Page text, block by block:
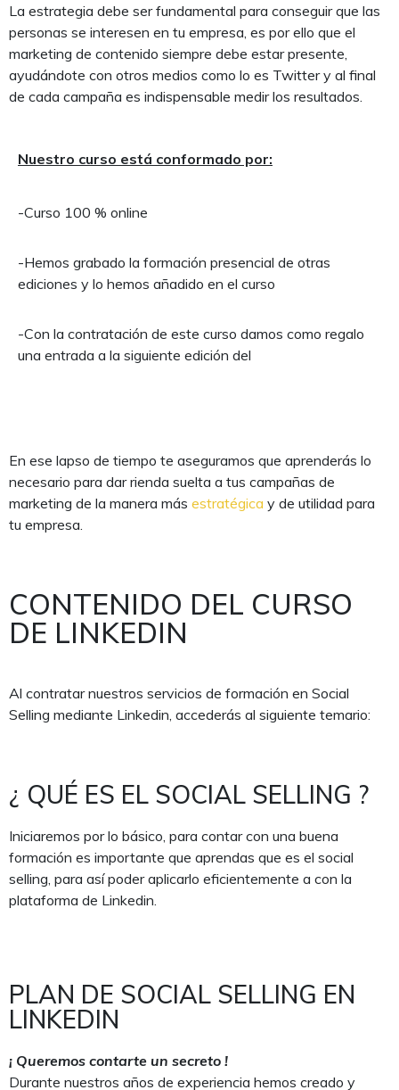
La estrategia debe ser fundamental para conseguir que las
personas se interesen en tu empresa, es por ello que el
marketing de contenido siempre debe estar presente,
ayudándote con otros medios como lo es Twitter y al final
de cada campaña es indispensable medir los resultados.
Nuestro curso está conformado por:
-Curso 100 % online
-Hemos grabado la formación presencial de otras
ediciones y lo hemos añadido en el curso
-Con la contratación de este curso damos como regalo
una entrada a la siguiente edición del
En ese lapso de tiempo te aseguramos que aprenderás lo
necesario para dar rienda suelta a tus campañas de
marketing de la manera más estratégica y de utilidad para
tu empresa.
CONTENIDO DEL CURSO
DE LINKEDIN
Al contratar nuestros servicios de formación en Social
Selling mediante Linkedin, accederás al siguiente temario:
¿ QUÉ ES EL SOCIAL SELLING ?
Iniciaremos por lo básico, para contar con una buena
formación es importante que aprendas que es el social
selling, para así poder aplicarlo eficientemente a con la
plataforma de Linkedin.
PLAN DE SOCIAL SELLING EN
LINKEDIN
¡ Queremos contarte un secreto !
Durante nuestros años de experiencia hemos creado y